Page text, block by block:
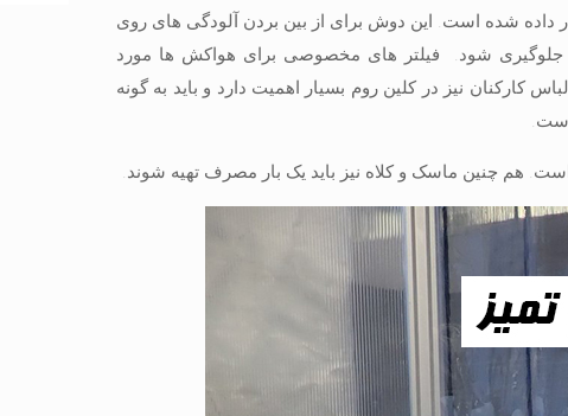
داده شده است. این دوش برای از بین بردن آلودگی های روی
جلوگیری شود. فیلتر های مخصوصی برای هواکش ها مورد
کارکنان نیز در کلین روم بسیار اهمیت دارد و باید به گونه
است.